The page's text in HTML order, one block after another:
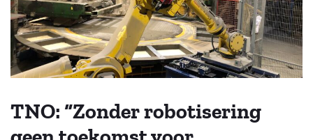
TNO: “Zonder robotisering